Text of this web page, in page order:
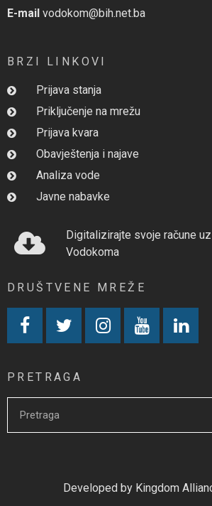
E-mail vodokom@bih.net.ba
BRZI LINKOVI
Prijava stanja
Priključenje na mrežu
Prijava kvara
Obavještenja i najave
Analiza vode
Javne nabavke
Digitalizirajte svoje račune
Vodokoma
DRUŠTVENE MREŽE
PRETRAGA
Developed by Kingdom